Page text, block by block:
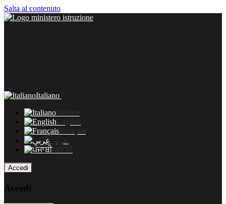
Salta al contenuto
Italiano
Italiano
English
Français
عربى
ਪੰਜਾਬੀ
Accedi
Accedi